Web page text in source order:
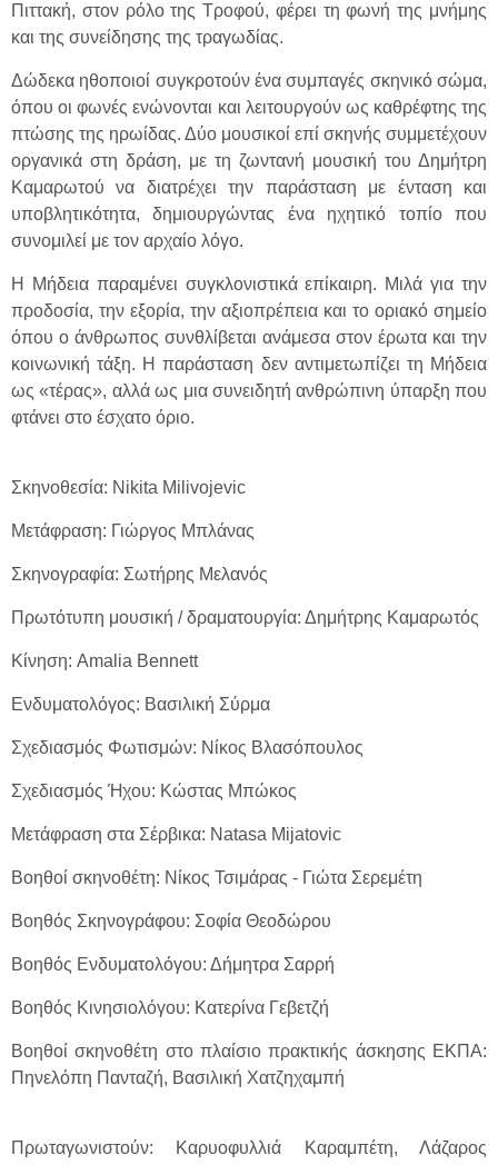
Πιττακή, στον ρόλο της Τροφού, φέρει τη φωνή της μνήμης
και της συνείδησης της τραγωδίας.
Δώδεκα ηθοποιοί συγκροτούν ένα συμπαγές σκηνικό σώμα,
όπου οι φωνές ενώνονται και λειτουργούν ως καθρέφτης της
πτώσης της ηρωίδας. Δύο μουσικοί επί σκηνής συμμετέχουν
οργανικά στη δράση, με τη ζωντανή μουσική του Δημήτρη
Καμαρωτού να διατρέχει την παράσταση με ένταση και
υποβλητικότητα, δημιουργώντας ένα ηχητικό τοπίο που
συνομιλεί με τον αρχαίο λόγο.
Η Μήδεια παραμένει συγκλονιστικά επίκαιρη. Μιλά για την
προδοσία, την εξορία, την αξιοπρέπεια και το οριακό σημείο
όπου ο άνθρωπος συνθλίβεται ανάμεσα στον έρωτα και την
κοινωνική τάξη. Η παράσταση δεν αντιμετωπίζει τη Μήδεια
ως «τέρας», αλλά ως μια συνειδητή ανθρώπινη ύπαρξη που
φτάνει στο έσχατο όριο.
Σκηνοθεσία: Nikita Milivojevic
Μετάφραση: Γιώργος Μπλάνας
Σκηνογραφία: Σωτήρης Μελανός
Πρωτότυπη μουσική / δραματουργία: Δημήτρης Καμαρωτός
Κίνηση: Amalia Bennett
Ενδυματολόγος: Βασιλική Σύρμα
Σχεδιασμός Φωτισμών: Νίκος Βλασόπουλος
Σχεδιασμός Ήχου: Κώστας Μπώκος
Μετάφραση στα Σέρβικα: Natasa Mijatovic
Βοηθοί σκηνοθέτη: Νίκος Τσιμάρας - Γιώτα Σερεμέτη
Βοηθός Σκηνογράφου: Σοφία Θεοδώρου
Βοηθός Ενδυματολόγου: Δήμητρα Σαρρή
Βοηθός Κινησιολόγου: Κατερίνα Γεβετζή
Βοηθοί σκηνοθέτη στο πλαίσιο πρακτικής άσκησης ΕΚΠΑ:
Πηνελόπη Πανταζή, Βασιλική Χατζηχαμπή
Πρωταγωνιστούν: Καρυοφυλλιά Καραμπέτη, Λάζαρος